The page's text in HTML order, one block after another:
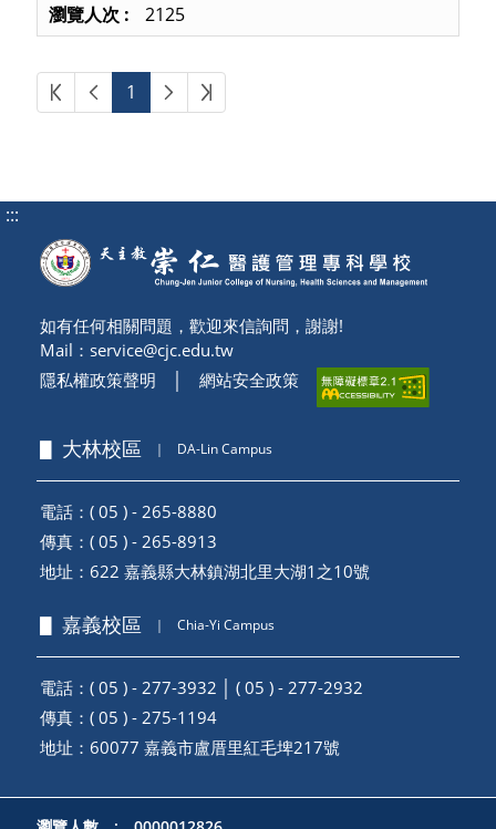
2125
第一頁上一頁
1 下一頁最後頁
:::
如有任何相關問題，歡迎來信詢問，謝謝!
Mail： service@cjc.edu.tw
隱私權政策聲明
網站安全政策
▋ 大林校區 ｜ DA-Lin Campus
電話：( 05 ) - 265-8880
傳真：( 05 ) - 265-8913
地址： 622 嘉義縣大林鎮湖北里大湖1之10號
▋ 嘉義校區 ｜ Chia-Yi Campus
電話：( 05 ) - 277-3932 │ ( 05 ) - 277-2932
傳真：( 05 ) - 275-1194
地址： 60077 嘉義市盧厝里紅毛埤217號